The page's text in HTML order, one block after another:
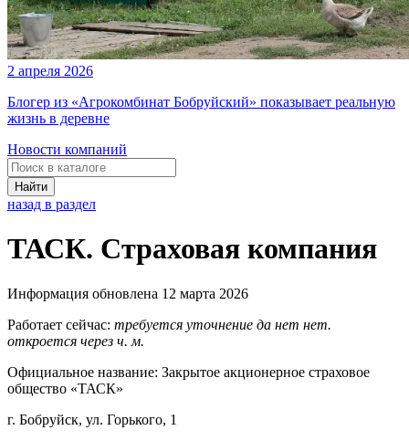
2 апреля 2026
Блогер из «Агрокомбинат Бобруйский» показывает реальную
жизнь в деревне
Новости компаний
Найти
назад в раздел
ТАСК. Страховая компания
Информация обновлена 12 марта 2026
Работает сейчас: требуется уточнение да нет нет.
откроется через ч. м.
Официальное название: Закрытое акционерное страховое
общество «ТАСК»
г. Бобруйск, ул. Горького, 1